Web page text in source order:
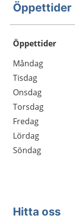
Öppettider
Öppettider
Dag
Öppettider
Kommentarer
Måndag
Tisdag
Onsdag
Torsdag
Fredag
Lördag
Söndag
Hitta oss